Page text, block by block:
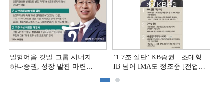
발행어음 깃발·그룹 시너지…
하나증권, 성장 발판 마련
‘1.7조 실탄’ KB증권…초대형
IB 넘어 IMA도 정조준 [전업계